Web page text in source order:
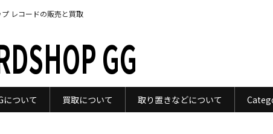
レコードの販売と買取
GG
について 買取について 取り置きなどについて